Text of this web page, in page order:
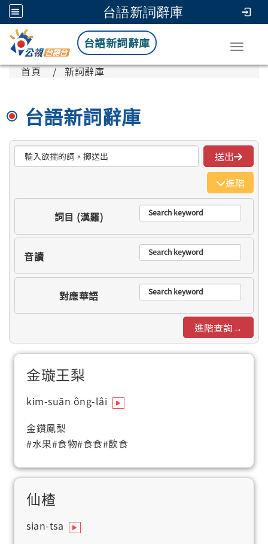
台語新詞辭庫
台語新詞辭庫
首頁 新詞辭庫
台語新詞辭庫
整合搜尋
送出
進階
詞目 (漢羅)
音讀
對應華語
進階查詢→
金璇王梨
kim-suān ông-lâi
金鑽鳳梨
#水果#食物#食食#飲食
仙楂
sian-tsa